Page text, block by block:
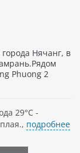
Нячанг, в
Phuong 2
29°C -
подробнее